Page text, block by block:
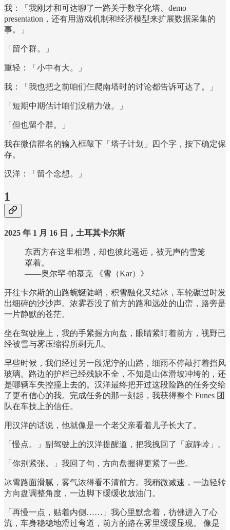
我：「我刚才和可达聊了一路关于数字化塔、demo
presentation，还有用游戏机制和经济模型来扩展数据采集的
事。」
「留个群。」
重轻：「小中有大。」
我：「我也把之前咱们仨爬南塔时的讨论都告诉可达了。」
「短期中期估计咱们没精力做。」
「但也留个群。」
我在微信群名的输入框敲下「塔子计划」四个字，按下确定保
存。
汉洋：「留个念想。」
1
2025 年 1 月 16 日，土耳其卡尔斯
东西方在这里相遇，却也彼此遥远，被无声的雪笼
罩着。
——奥尔罕·帕慕克 《雪（Kar）》
开往卡尔斯的山路蜿蜒陡峭，积雪融化又结冰，车轮碾过时发
出细碎的沙沙声。浓雾吞没了前方的路和远处的山峦，路旁是
一片静默的苍茫。
坐在驾驶座上，我的手紧握方向盘，眼睛紧盯着前方，视野已
经被雪与雾压缩得所剩无几。
早些时候，我们经过另一段泥泞的山路，细雨不停敲打着挡风
玻璃。路边的护栏已经残缺不全，不知是山体滑坡冲垮的，还
是哪辆车失控撞上去的。汉洋最终把开过这段险路的任务交给
了更有信心的我。完成任务的那一刻起，我获得整个 Funes 团
队在车技上的信任。
用汉洋的话说，他就像是一个老父亲看着儿子长大了。
「慢点。」副驾驶上的汉洋提醒道，把我拽回了「寂静岭」。
「你别紧张。」我回了句，方向盘握得更紧了一些。
冰雪路面滑腻，雾气浓得看不清前方。我稍微减速，一边轻转
方向盘调整角度，一边脚下缓缓收放油门。
「再慢一点，贴着内侧……」我心里默念着，彷佛进入了心
流，车身稳稳地滑过弯道，前方的路在雾里缓缓显现。 像是